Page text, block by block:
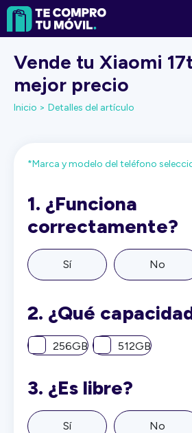
Vende tu Xiaomi
mejor precio
Inicio > Detalles del artículo
*Marca y modelo del teléfono
1. ¿Funciona
correctamente?
Sí No
2. ¿Qué
256GB 512GB
3. ¿Es libre?
Sí No